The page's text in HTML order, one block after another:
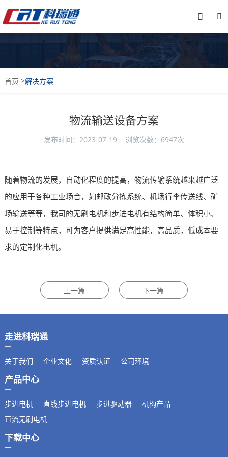


首页 >解决方案
物流输送设备方案
发布时间：2023-07-19 浏览次数：6947次
随着物流的发展，自动化程度的提高，物流传输系统越来越广泛
的应用于各种工业场合，如邮政分拣系统、机场行李传送线、矿
场输送等等，我司的无刷电机和步进电机有结构简单、体积小、
易于控制等特点，可为客户提供满足高性能，高品质，低成本要
求的定制化电机。
走进科瑞通
关于我们 企业文化 资质认证 公司环境
产品中心
步进电机 直线步进电机 步进驱动器
机构产品
直流无刷电机
下载中心